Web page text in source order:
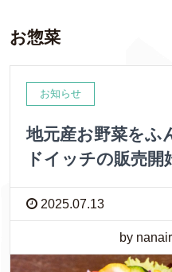
お惣菜
お知らせ
地元産お野菜をふ
ドイッチの販売開
2025.07.13
by